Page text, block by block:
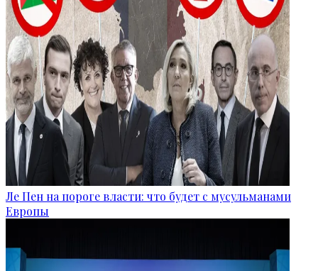
Ле Пен на пороге власти: что будет с мусульманами
Европы